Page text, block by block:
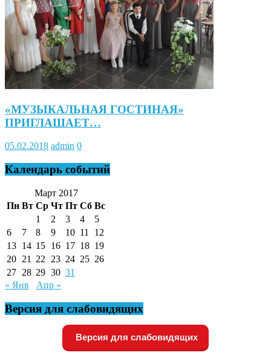
«МУЗЫКАЛЬНАЯ ГОСТИНАЯ»
ПРИГЛАШАЕТ…
05.02.2018 admin 0
Календарь событий
Март 2017
Пн Вт Ср Чт Пт Сб Вс
1
2 3 4
5
6
7 8 9 10 11
12
13 14 15 16 17 18 19
20 21 22 23 24 25 26
27 28 29 30 31
« Янв
Апр »
Версия для слабовидящих
Версия для слабовидящих